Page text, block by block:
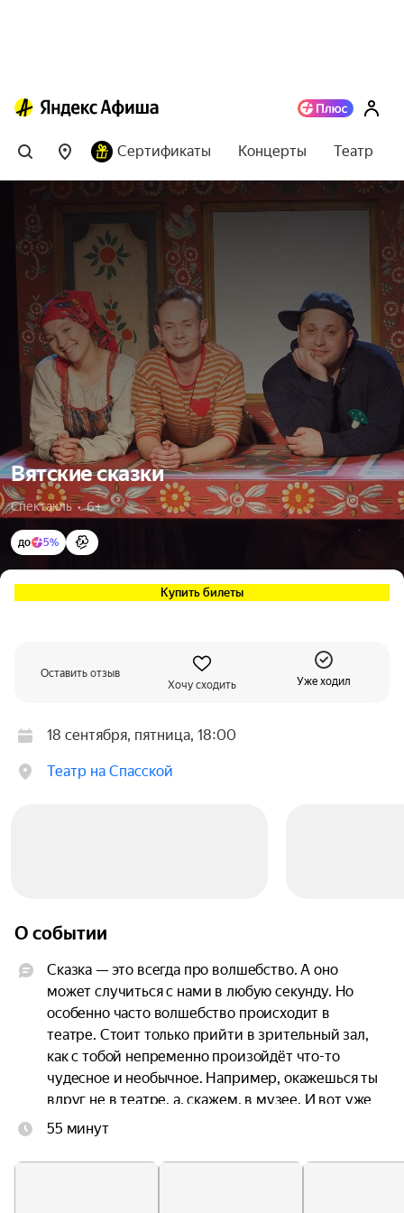
Сертификаты Концерты Театр
Вятские сказки
Спектакль  •  6+
до 5%
Купить билеты
Оставить отзыв
Хочу сходить
Уже ходил
18 сентября, пятница, 18:00
Театр на Спасской
О событии
Сказка — это всегда про волшебство. А оно
может случиться с нами в любую секунду. Но
особенно часто волшебство происходит в
театре. Стоит только прийти в зрительный зал,
как с тобой непременно произойдёт что-то
чудесное и необычное. Например, окажешься ты
вдруг не в театре, а, скажем, в музее. И вот уже
специально для тебя проводят экскурсию по
рассказывают об экспонатах и музейных
55 минут